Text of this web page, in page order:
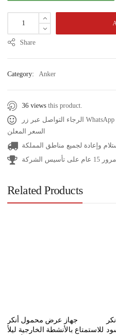
Share
Category: Anker
36 views this product.
الرجاء التواصل عبر زر WhatsApp في حال أن وجدت سعر أقل من
السعر المعلن
وإعادة لجميع مناطق المملكة
الشركة
Related Products
جهاز عرض محمول أنكر
للاستمتاع بالأنشطة الخارجية ليلاً